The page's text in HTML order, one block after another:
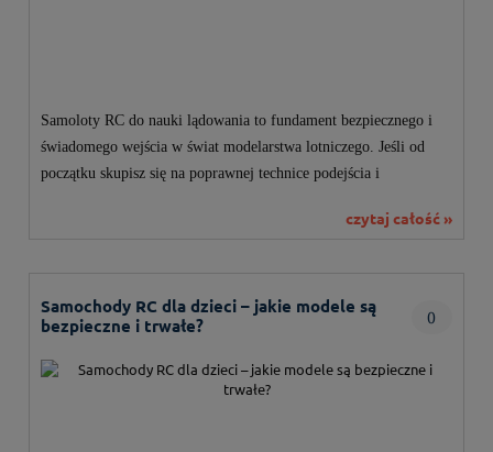
Samoloty RC do nauki lądowania to fundament bezpiecznego i
świadomego wejścia w świat modelarstwa lotniczego. Jeśli od
początku skupisz się na poprawnej technice podejścia i
czytaj całość »
Samochody RC dla dzieci – jakie modele są
bezpieczne i trwałe?
0